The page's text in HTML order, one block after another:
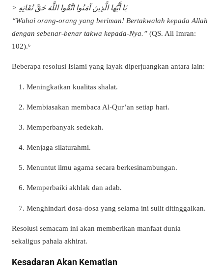
> يَا أَيُّهَا الَّذِينَ آمَنُوا اتَّقُوا اللَّهَ حَقَّ تُقَاتِهِ
“Wahai orang-orang yang beriman! Bertakwalah kepada Allah
dengan sebenar-benar takwa kepada-Nya.” (QS. Ali Imran:
102).⁶
Beberapa resolusi Islami yang layak diperjuangkan antara lain:
Meningkatkan kualitas shalat.
Membiasakan membaca Al-Qur’an setiap hari.
Memperbanyak sedekah.
Menjaga silaturahmi.
Menuntut ilmu agama secara berkesinambungan.
Memperbaiki akhlak dan adab.
Menghindari dosa-dosa yang selama ini sulit ditinggalkan.
Resolusi semacam ini akan memberikan manfaat dunia
sekaligus pahala akhirat.
Kesadaran Akan Kematian